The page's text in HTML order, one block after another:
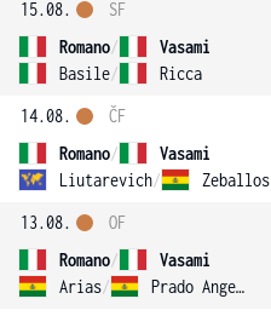
15.08.
Romano/
Vasami
Basile/ Ricca
SF
14.08.
Romano/
Vasami
Liutarevich/ Zeballos
ČF
13.08.
Romano/
Vasami
Arias/ Prado Angelo
OF